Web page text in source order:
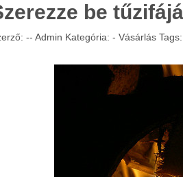
be
-- Admin Kategória: - Vásárlás Tags: